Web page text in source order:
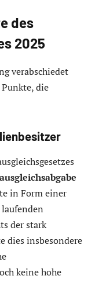
des
2025
verabschiedet
die
in Form einer
der stark
dies insbesondere
keine hohe